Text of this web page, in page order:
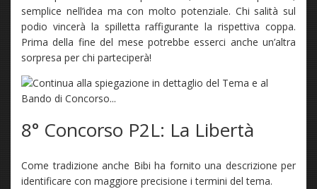
semplice nell’idea ma con molto potenziale. Chi salità sul
podio vincerà la spilletta raffigurante la rispettiva coppa.
Prima della fine del mese potrebbe esserci anche un’altra
sorpresa per chi parteciperà!
8° Concorso P2L: La Libertà
Come tradizione anche Bibi ha fornito una descrizione per
identificare con maggiore precisione i termini del tema.